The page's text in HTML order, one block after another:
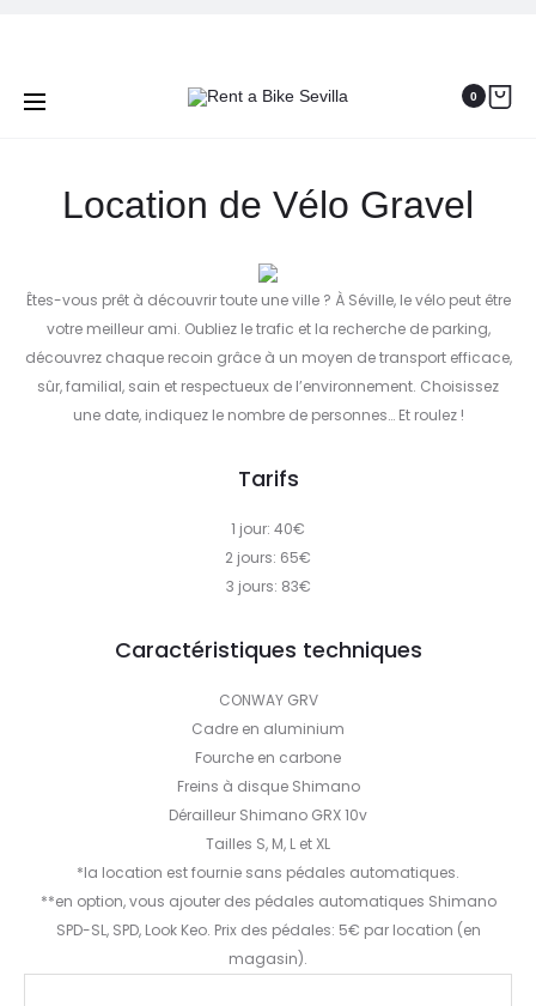
0
DE
Location de Vélo Gravel
Êtes-vous prêt à découvrir toute une ville ? À Séville, le vélo peut être
votre meilleur ami. Oubliez le trafic et la recherche de parking,
découvrez chaque recoin grâce à un moyen de transport efficace,
sûr, familial, sain et respectueux de l’environnement. Choisissez
une date, indiquez le nombre de personnes… Et roulez !
Tarifs
1 jour: 40€
2 jours: 65€
3 jours: 83€
Caractéristiques techniques
CONWAY GRV
Cadre en aluminium
Fourche en carbone
Freins à disque Shimano
Dérailleur Shimano GRX 10v
Tailles S, M, L et XL
*la location est fournie sans pédales automatiques.
**en option, vous ajouter des pédales automatiques Shimano
SPD-SL, SPD, Look Keo. Prix des pédales: 5€ par location (en
magasin).